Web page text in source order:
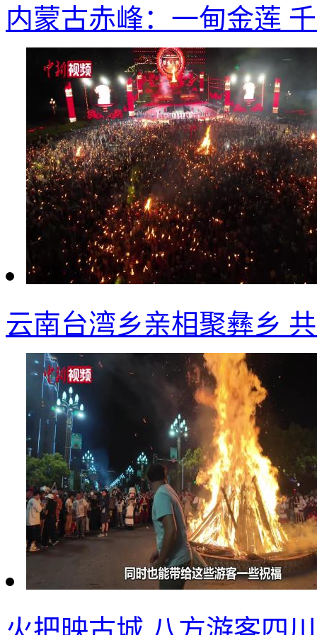
内蒙古赤峰：一甸金莲
云南台湾乡亲相聚彝乡